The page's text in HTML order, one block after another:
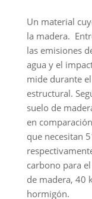
Un material
la madera.
las emisiones
agua y el
mide durante
estructural.
suelo de
en
que necesitan
carbono para
de madera, 40
hormigón.